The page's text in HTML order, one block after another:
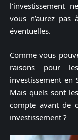
l’investissement
vous n’aurez pas
éventuelles.
Comme vous
raisons pour
investissement en
Mais quels sont
compte avant de
investissement ?